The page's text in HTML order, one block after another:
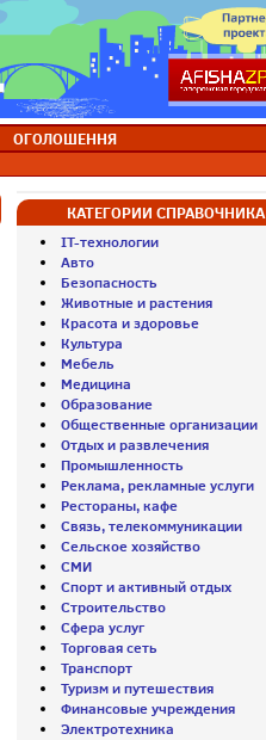
ОГОЛОШЕННЯ
КАТЕГОРИИ СПРАВОЧНИКА
IT-технологии
Авто
Безопасность
Животные и растения
Красота и здоровье
Культура
Мебель
Медицина
Образование
Общественные организации
Отдых и развлечения
Промышленность
Реклама, рекламные услуги
Рестораны, кафе
Связь, телекоммуникации
Сельское хозяйство
СМИ
Спорт и активный отдых
Строительство
Сфера услуг
Торговая сеть
Транспорт
Туризм и путешествия
Финансовые учреждения
Электротехника